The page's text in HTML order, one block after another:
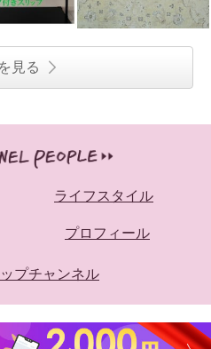
見る
ライフスタイル
プロフィール
プチャンネル